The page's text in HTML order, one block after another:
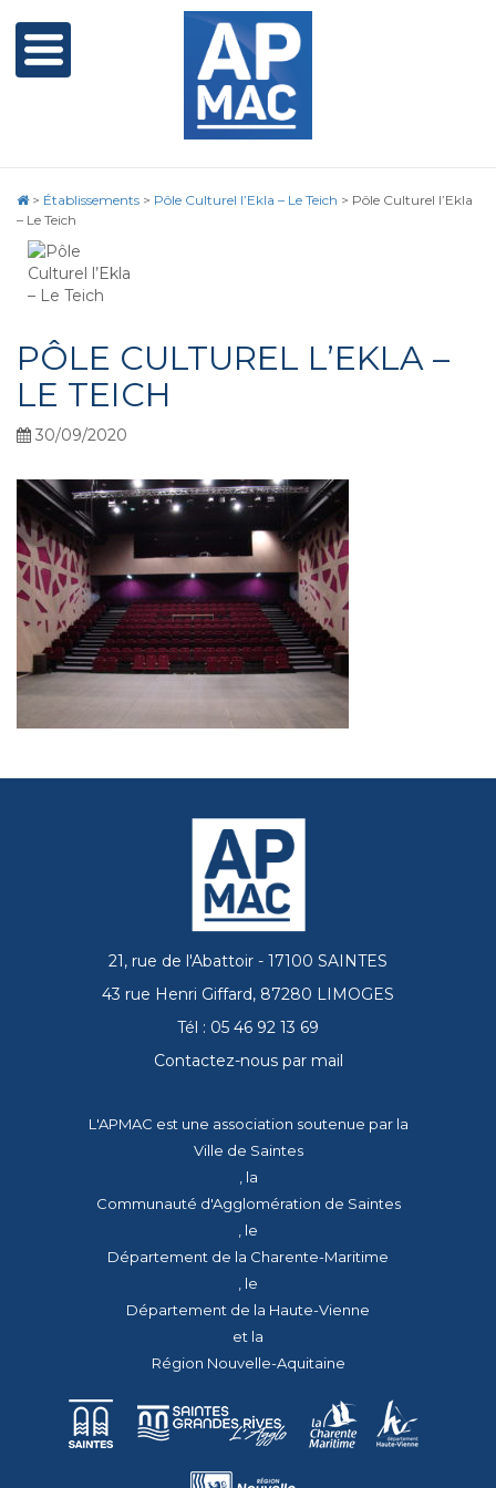
> Établissements > Pôle Culturel l’Ekla – Le Teich > Pôle Culturel l’Ekla
– Le Teich
PÔLE CULTUREL L’EKLA –
LE TEICH
30/09/2020
21, rue de l'Abattoir - 17100 SAINTES
43 rue Henri Giffard, 87280 LIMOGES
Tél : 05 46 92 13 69
Contactez-nous par mail
L'APMAC est une association soutenue par la
Ville de Saintes
, la
Communauté d'Agglomération de Saintes
, le
Département de la Charente-Maritime
, le
Département de la Haute-Vienne
et la
Région Nouvelle-Aquitaine